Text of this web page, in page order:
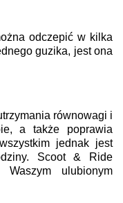
odczepić w kilka
guzika, jest ona
równowagi i
a także poprawia
jednak jest
Scoot & Ride
ulubionym